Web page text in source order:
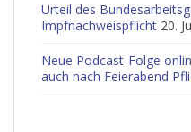
Urteil des
Impfnachweispflicht 20.
Neue Podcast-Folge
auch nach Feierabend